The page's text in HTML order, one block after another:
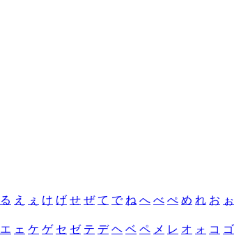
る え ぇ け げ せ ぜ て で ね へ べ ぺ め れ お ぉ
エ ェ ケ ゲ セ ゼ テ デ ヘ ベ ペ メ レ オ ォ コ ゴ